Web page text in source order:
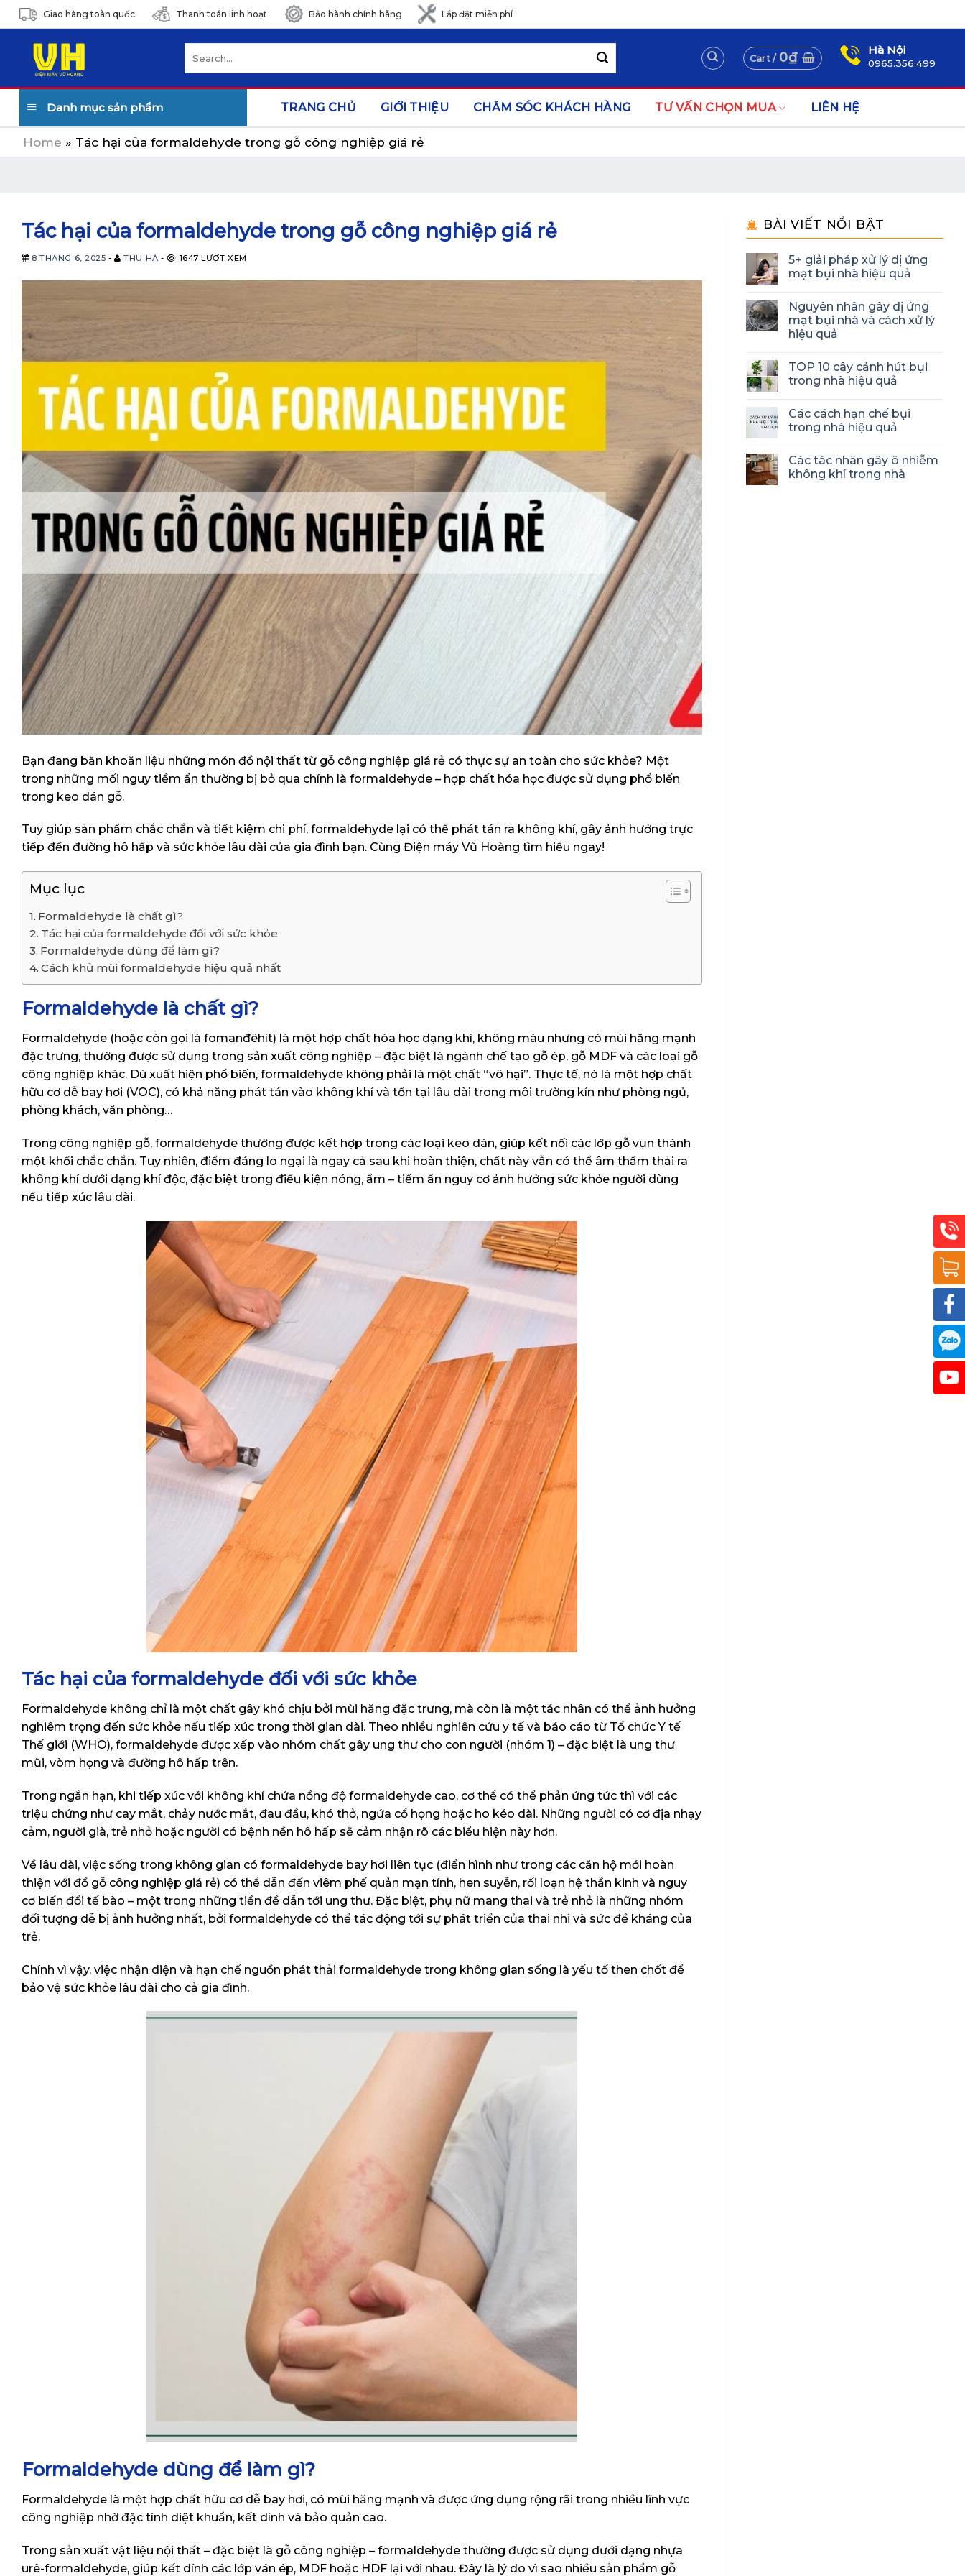
Skip
to
content
Giao hàng toàn quốc Thanh toán linh hoạt Bảo hành chính hãng Lắp đặt miễn phí
for:
Cart / 0₫ Hà Nội
0965.356.499
Danh mục sản phẩm TRANG CHỦ GIỚI THIỆU CHĂM SÓC KHÁCH HÀNG TƯ VẤN CHỌN MUA LIÊN HỆ
Home » Tác hại của formaldehyde trong gỗ công nghiệp giá rẻ
Tác hại của formaldehyde trong gỗ công nghiệp giá rẻ
8 THÁNG 6, 2025 - THU HÀ - 1647 LƯỢT XEM
Bạn đang băn khoăn liệu những món đồ nội thất từ gỗ công nghiệp giá rẻ có thực sự an toàn cho sức khỏe? Một
trong những mối nguy tiềm ẩn thường bị bỏ qua chính là formaldehyde – hợp chất hóa học được sử dụng phổ biến
trong keo dán gỗ.
Tuy giúp sản phẩm chắc chắn và tiết kiệm chi phí, formaldehyde lại có thể phát tán ra không khí, gây ảnh hưởng trực
tiếp đến đường hô hấp và sức khỏe lâu dài của gia đình bạn. Cùng Điện máy Vũ Hoàng tìm hiểu ngay!
Mục lục
Formaldehyde là chất gì?
Tác hại của formaldehyde đối với sức khỏe
Formaldehyde dùng để làm gì?
Cách khử mùi formaldehyde hiệu quả nhất
Formaldehyde là chất gì?
Formaldehyde (hoặc còn gọi là fomanđêhít) là một hợp chất hóa học dạng khí, không màu nhưng có mùi hăng mạnh
đặc trưng, thường được sử dụng trong sản xuất công nghiệp – đặc biệt là ngành chế tạo gỗ ép, gỗ MDF và các loại gỗ
công nghiệp khác. Dù xuất hiện phổ biến, formaldehyde không phải là một chất “vô hại”. Thực tế, nó là một hợp chất
hữu cơ dễ bay hơi (VOC), có khả năng phát tán vào không khí và tồn tại lâu dài trong môi trường kín như phòng ngủ,
phòng khách, văn phòng…
Trong công nghiệp gỗ, formaldehyde thường được kết hợp trong các loại keo dán, giúp kết nối các lớp gỗ vụn thành
một khối chắc chắn. Tuy nhiên, điểm đáng lo ngại là ngay cả sau khi hoàn thiện, chất này vẫn có thể âm thầm thải ra
không khí dưới dạng khí độc, đặc biệt trong điều kiện nóng, ẩm – tiềm ẩn nguy cơ ảnh hưởng sức khỏe người dùng
nếu tiếp xúc lâu dài.
Tác hại của formaldehyde đối với sức khỏe
Formaldehyde không chỉ là một chất gây khó chịu bởi mùi hăng đặc trưng, mà còn là một tác nhân có thể ảnh hưởng
nghiêm trọng đến sức khỏe nếu tiếp xúc trong thời gian dài. Theo nhiều nghiên cứu y tế và báo cáo từ Tổ chức Y tế
Thế giới (WHO), formaldehyde được xếp vào nhóm chất gây ung thư cho con người (nhóm 1) – đặc biệt là ung thư
mũi, vòm họng và đường hô hấp trên.
Trong ngắn hạn, khi tiếp xúc với không khí chứa nồng độ formaldehyde cao, cơ thể có thể phản ứng tức thì với các
triệu chứng như cay mắt, chảy nước mắt, đau đầu, khó thở, ngứa cổ họng hoặc ho kéo dài. Những người có cơ địa nhạy
cảm, người già, trẻ nhỏ hoặc người có bệnh nền hô hấp sẽ cảm nhận rõ các biểu hiện này hơn.
Về lâu dài, việc sống trong không gian có formaldehyde bay hơi liên tục (điển hình như trong các căn hộ mới hoàn
thiện với đồ gỗ công nghiệp giá rẻ) có thể dẫn đến viêm phế quản mạn tính, hen suyễn, rối loạn hệ thần kinh và nguy
cơ biến đổi tế bào – một trong những tiền đề dẫn tới ung thư. Đặc biệt, phụ nữ mang thai và trẻ nhỏ là những nhóm
đối tượng dễ bị ảnh hưởng nhất, bởi formaldehyde có thể tác động tới sự phát triển của thai nhi và sức đề kháng của
trẻ.
Chính vì vậy, việc nhận diện và hạn chế nguồn phát thải formaldehyde trong không gian sống là yếu tố then chốt để
bảo vệ sức khỏe lâu dài cho cả gia đình.
Formaldehyde dùng để làm gì?
Formaldehyde là một hợp chất hữu cơ dễ bay hơi, có mùi hăng mạnh và được ứng dụng rộng rãi trong nhiều lĩnh vực
công nghiệp nhờ đặc tính diệt khuẩn, kết dính và bảo quản cao.
Trong sản xuất vật liệu nội thất – đặc biệt là gỗ công nghiệp – formaldehyde thường được sử dụng dưới dạng nhựa
urê-formaldehyde, giúp kết dính các lớp ván ép, MDF hoặc HDF lại với nhau. Đây là lý do vì sao nhiều sản phẩm gỗ
BÀI VIẾT NỔI BẬT
5+ giải pháp xử lý dị ứng
mạt bụi nhà hiệu quả
Nguyên nhân gây dị ứng
mạt bụi nhà và cách xử lý
hiệu quả
TOP 10 cây cảnh hút bụi
trong nhà hiệu quả
Các cách hạn chế bụi
trong nhà hiệu quả
Các tác nhân gây ô nhiễm
không khí trong nhà